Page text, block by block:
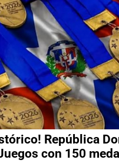
República
con 150